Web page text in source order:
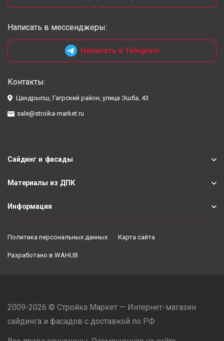
Написать в мессенджеры:
Написать в Telegram
Контакты:
Цандрыпш, Гагрский район, улица Эшба, 43
sale@stroika-market.ru
Сайдинг и фасады
Материалы из ДПК
Информация
Политика персональных данных Карта сайта
Разработано в WAHUB
2009-2026 © Стройка Маркет — Интернет-магазин
сайдинга и фасадов с доставкой по РФ